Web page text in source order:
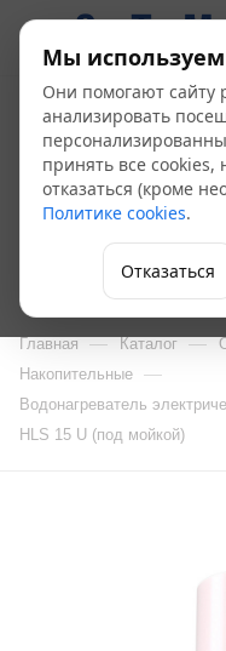
Hugard
(под
Главная — Каталог —
Накопительные —
Водонагреватель
HLS 15 U (под мойкой)
Мы
Они помогают сайту
анализировать
принять все cookies,
отказаться (кроме
Политике cookies.
Отказаться